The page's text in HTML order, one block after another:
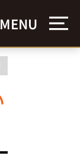
MENU